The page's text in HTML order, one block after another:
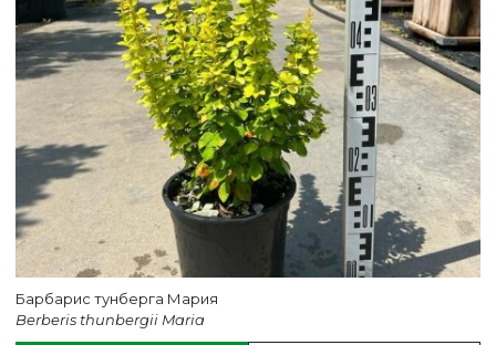
Барбарис тунберга Мария
Berberis thunbergii Maria